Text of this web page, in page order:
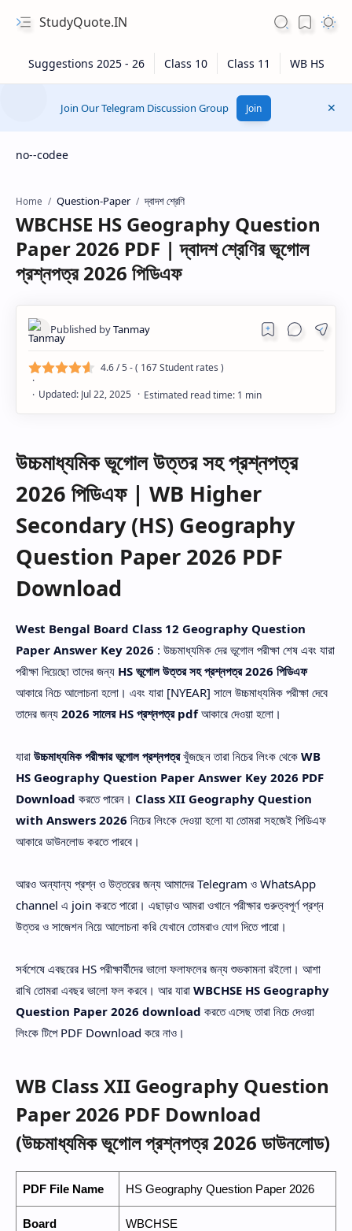
StudyQuote.IN
Join Our Telegram Discussion Group Join
no--codee
Home Question-Paper দ্বাদশ শ্রেণি
WBCHSE HS Geography Question
Paper 2026 PDF | দ্বাদশ শ্রেণির ভূগোল
প্রশ্নপত্র 2026 পিডিএফ
4.6/ 5 - ( 167Student rates )
উচ্চমাধ্যমিক ভূগোল উত্তর সহ প্রশ্নপত্র
2026 পিডিএফ | WB Higher
Secondary (HS) Geography
Question Paper 2026 PDF
Download
West Bengal Board Class 12 Geography Question
Paper Answer Key 2026 : উচ্চমাধ্যমিক দের ভূগোল পরীক্ষা শেষ এবং যারা
পরীক্ষা দিয়েছো তাদের জন্য HS ভূগোল উত্তর সহ প্রশ্নপত্র 2026 পিডিএফ
আকারে নিচে আলোচনা হলো। এবং যারা [NYEAR] সালে উচ্চমাধ্যমিক পরীক্ষা দেবে
তাদের জন্য 2026 সালের HS প্রশ্নপত্র pdfআকারে দেওয়া হলো।
যারা উচ্চমাধ্যমিক পরীক্ষার ভূগোল প্রশ্নপত্রখুঁজছেন তারা নিচের লিংক থেকে WB
HS Geography Question Paper Answer Key 2026 PDF
Download করতে পারেন। Class XII Geography Question
with Answers 2026 নিচের লিংকে দেওয়া হলো যা তোমরা সহজেই পিডিএফ
আকারে ডাউনলোড করতে পারবে।
আরও অন্যান্য প্রশ্ন ও উত্তরের জন্য আমাদের Telegram ও WhatsApp
channel এ join করতে পারো। এছাড়াও আমরা ওখানে পরীক্ষার গুরুত্বপূর্ণ প্রশ্ন
উত্তর ও সাজেশন নিয়ে আলোচনা করি যেখানে তোমরাও যোগ দিতে পারো।
সর্বশেষে এবছরের HS পরীক্ষার্থীদের ভালো ফলাফলের জন্য শুভকামনা রইলো। আশা
রাখি তোমরা এবছর ভালো ফল করবে। আর যারা WBCHSE HS Geography
Question Paper 2026 download করতে এসেছ তারা নিচে দেওয়া
লিংকে টিপে PDF Download করে নাও।
WB Class XII Geography Question
Paper 2026 PDF Download
(উচ্চমাধ্যমিক ভূগোল প্রশ্নপত্র 2026 ডাউনলোড)
PDF File Name HS Geography Question Paper 2026
Board WBCHSE